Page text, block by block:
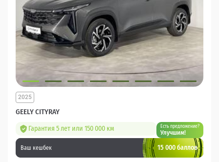
GEELY CITYRAY
2025
Гарантия 5 лет или 150 000 км Есть предложение?
Улучшим!
Ваш кешбек 15 000 баллов